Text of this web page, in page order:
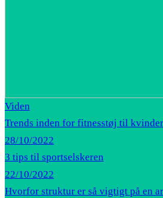
Viden
Trends inden for fitnesstøj til kvinder
28/10/2022
3 tips til sportselskeren
22/10/2022
Hvorfor struktur er så vigtigt på en